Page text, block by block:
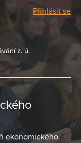
Přihlásit se
z. ú.
ekonomického